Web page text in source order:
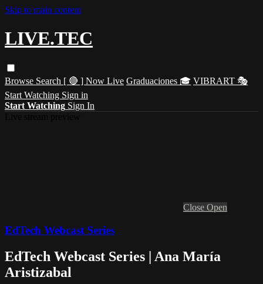
Skip to main content
LIVE.TEC
Browse Search [ 🔴 ] Now Live Graduaciones 🎓 VIBRART 🎭
Start Watching Sign in
Start Watching Sign In
Close Open
EdTech Webcast Series
EdTech Webcast Series | Ana María
Aristizabal